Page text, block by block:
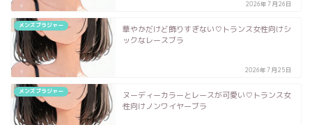
2026年7月26日
メンズブラジャー
華やかだけど飾りすぎない♡トランス女性向けシ
ックなレースブラ
2026年7月25日
メンズブラジャー
ヌーディーカラーとレースが可愛い♡トランス女
性向けノンワイヤーブラ